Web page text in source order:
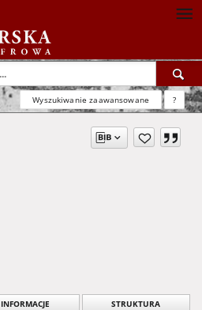
Wyszukiwanie zaawansowane ?
INFORMACJE STRUKTURA